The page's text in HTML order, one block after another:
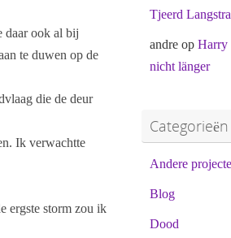
daar ook al bij
te duwen op de
die de deur
Ik verwachtte
ergste storm zou ik
Tjeerd
andre op Harry
nicht länger
Categorieën
Andere
Blog
Dood